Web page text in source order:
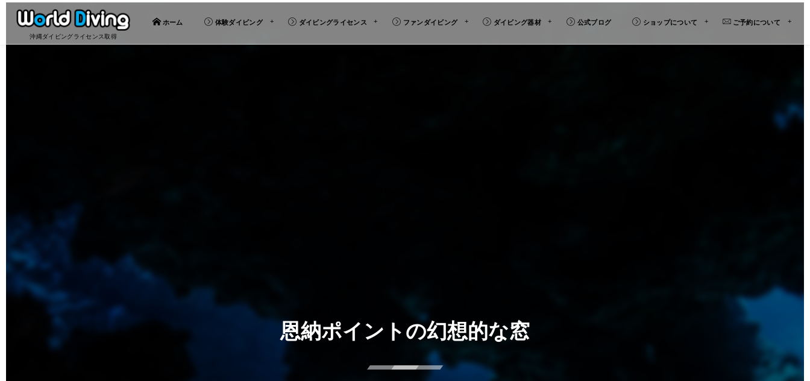
沖縄ダイビングライセンス取得
ホーム 体験ダイビング ダイビングライセンス ファンダイビング ダイビング器材 公式ブログ ショップについて ご予約について
恩納ポイントの幻想的な窓